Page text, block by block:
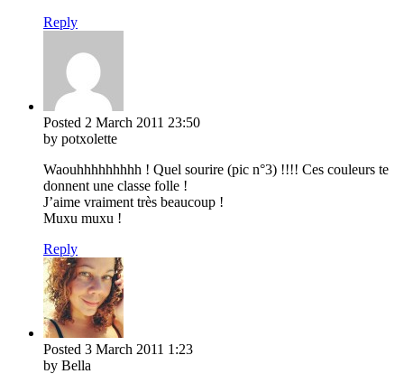
Reply
Posted 2 March 2011 23:50
by potxolette
Waouhhhhhhhhh ! Quel sourire (pic n°3) !!!! Ces couleurs te
donnent une classe folle !
J’aime vraiment très beaucoup !
Muxu muxu !
Reply
Posted 3 March 2011 1:23
by Bella